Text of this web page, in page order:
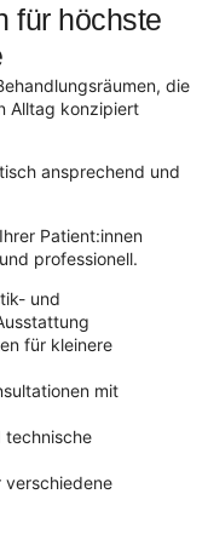
für höchste
die
Alltag konzipiert
ansprechend und
Patient:innen
professionell.
und
für kleinere
mit
technische
verschiedene